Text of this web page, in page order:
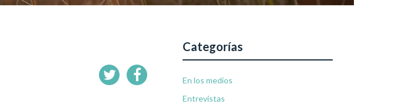
Categorías
En los medios
Entrevistas